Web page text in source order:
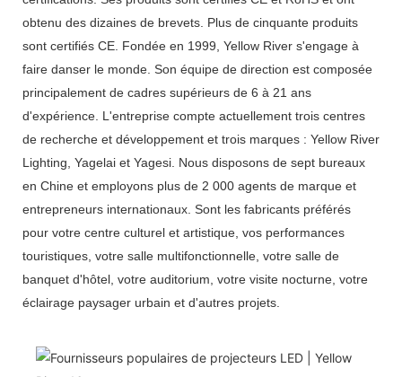
obtenu des dizaines de brevets. Plus de cinquante produits
sont certifiés CE. Fondée en 1999, Yellow River s'engage à
faire danser le monde. Son équipe de direction est composée
principalement de cadres supérieurs de 6 à 21 ans
d'expérience. L'entreprise compte actuellement trois centres
de recherche et développement et trois marques : Yellow River
Lighting, Yagelai et Yagesi. Nous disposons de sept bureaux
en Chine et employons plus de 2 000 agents de marque et
entrepreneurs internationaux. Sont les fabricants préférés
pour votre centre culturel et artistique, vos performances
touristiques, votre salle multifonctionnelle, votre salle de
banquet d'hôtel, votre auditorium, votre visite nocturne, votre
éclairage paysager urbain et d'autres projets.